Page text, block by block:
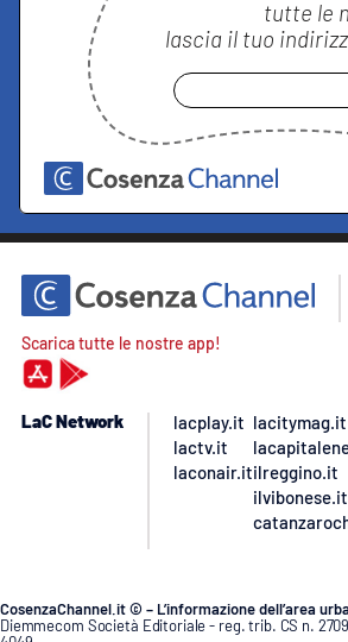
tutte le
lascia il tuo
Scarica tutte le nostre app!
LaC Network
lacplay.it
lactv.it
laconair.it
lacitymag.it
ilreggino.it
ilvibonese.it
CosenzaChannel.it © – L’informazione dell’area
Diemmecom Società Editoriale - reg. trib. CS n.